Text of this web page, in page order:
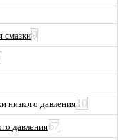
смазки9
низкого давления 10
давления67